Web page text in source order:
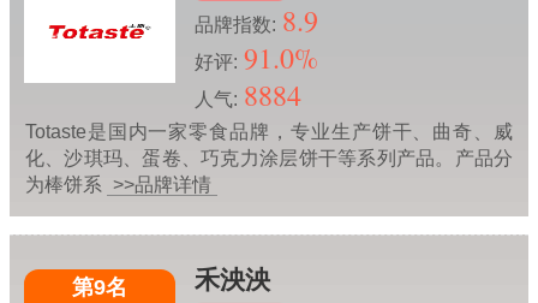
品牌指数: 8.9
好评: 91.0%
人气: 8884
Totaste是国内一家零食品牌，专业生产饼干、曲奇、威
化、沙琪玛、蛋卷、巧克力涂层饼干等系列产品。产品分
为棒饼系 >>品牌详情
第9名 禾泱泱